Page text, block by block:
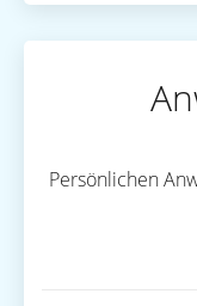
Persönlichen